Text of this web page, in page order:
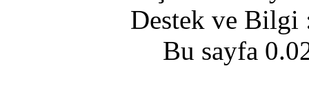
Destek ve
Bu sayfa